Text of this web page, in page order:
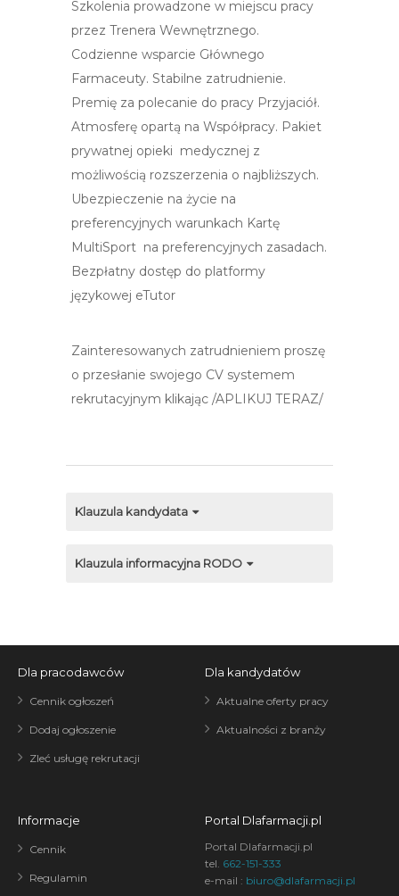
Szkolenia prowadzone w miejscu pracy
przez Trenera Wewnętrznego.
Codzienne wsparcie Głównego
Farmaceuty. Stabilne zatrudnienie.
Premię za polecanie do pracy Przyjaciół.
Atmosferę opartą na Współpracy. Pakiet
prywatnej opieki medycznej z
możliwością rozszerzenia o najbliższych.
Ubezpieczenie na życie na
preferencyjnych warunkach Kartę
MultiSport na preferencyjnych zasadach.
Bezpłatny dostęp do platformy
językowej eTutor
Zainteresowanych zatrudnieniem proszę
o przesłanie swojego CV systemem
rekrutacyjnym klikając /APLIKUJ TERAZ/
Klauzula kandydata
Klauzula informacyjna RODO
Dla pracodawców
Cennik ogłoszeń
Dodaj ogłoszenie
Zleć usługę rekrutacji
Dla kandydatów
Aktualne oferty pracy
Aktualności z branży
Informacje
Cennik
Regulamin
Portal Dlafarmacji.pl
Portal Dlafarmacji.pl
tel. 662-151-333
e-mail : biuro@dlafarmacji.pl